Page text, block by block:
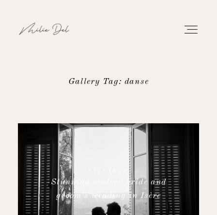
ABOUT
CONTACT
Gallery Tag: danse
Stunning modern bride and
groom’s wedding in Isère